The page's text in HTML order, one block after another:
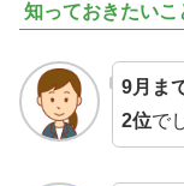
知っておきたいこ
9月ま
2位で